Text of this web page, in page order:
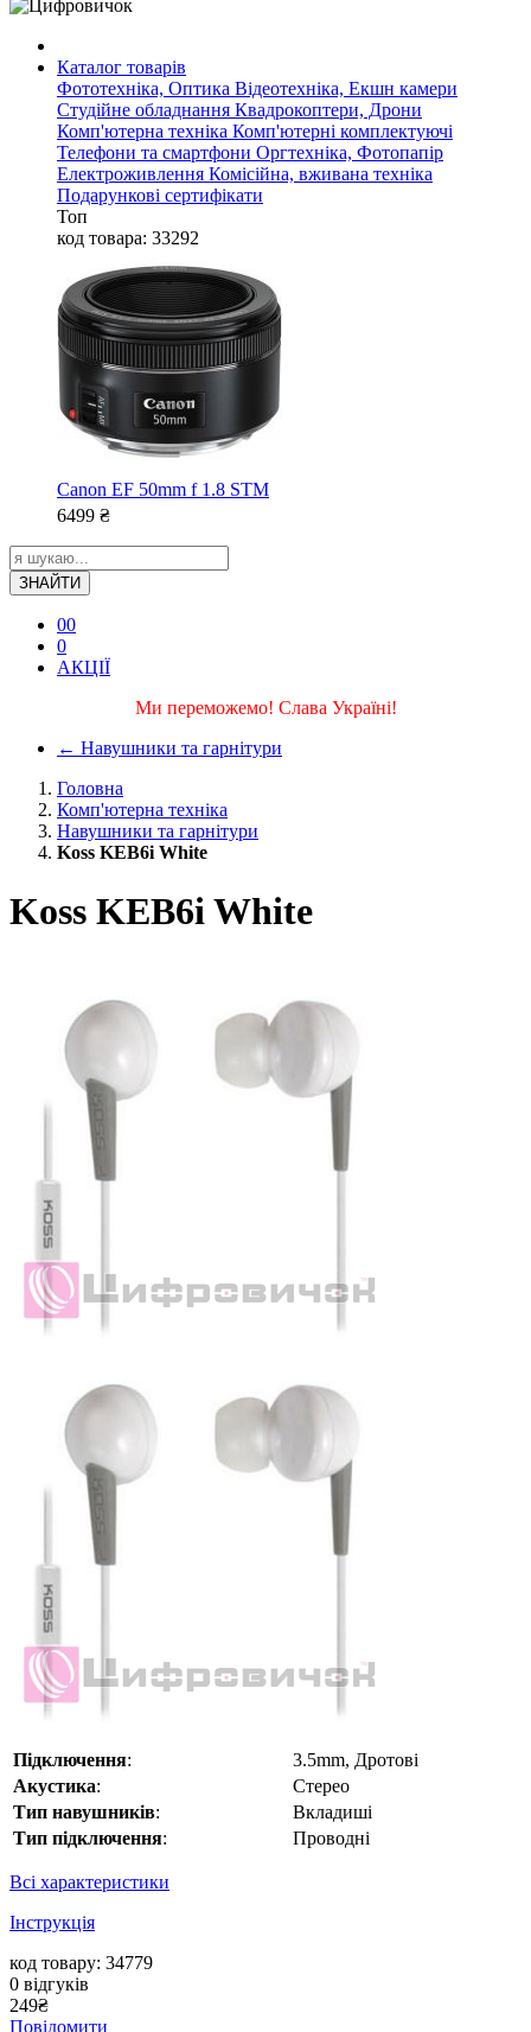
Каталог товарів
Фототехніка, Оптика Відеотехніка, Екшн камери
Студійне обладнання Квадрокоптери, Дрони
Комп'ютерна техніка Комп'ютерні комплектуючі
Телефони та смартфони Оргтехніка, Фотопапір
Електроживлення Комісійна, вживана техніка
Подарункові сертифікати
Топ
код товара: 33292
Canon EF 50mm f 1.8 STM
6499 ₴
ЗНАЙТИ
00
0
АКЦІЇ
Ми переможемо! Слава Україні!
← Навушники та гарнітури
Головна
Комп'ютерна техніка
Навушники та гарнітури
Koss KEB6i White
Koss KEB6i White
Підключення:
3.5mm, Дротові
Акустика:
Стерео
Тип навушників:
Вкладиші
Тип підключення: Проводні
Всі характеристики
Інструкція
код товару: 34779
0 відгуків
249₴
Повідомити